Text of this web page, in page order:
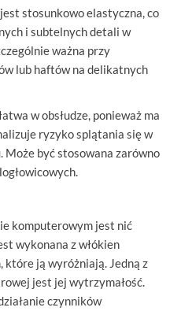
stosunkowo elastyczna, co
i subtelnych detali w
ważna przy
lub haftów na delikatnych
w obsłudze, ponieważ ma
ryzyko splątania się w
być stosowana zarówno
komputerowym jest nić
wykonana z włókien
które ją wyróżniają. Jedną z
jest jej wytrzymałość.
czynników